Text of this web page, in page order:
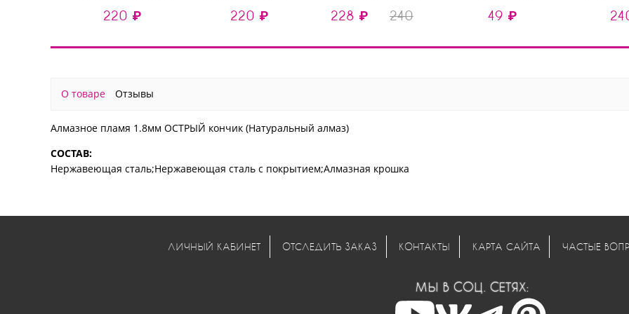
220 ₽ 220 ₽
мягкая)
228 ₽ 240
(мягкая, d2.1мм)
49 ₽
О товаре Отзывы
Алмазное пламя 1.8мм ОСТРЫЙ кончик (Натуральный алмаз)
СОСТАВ:
Нержавеющая сталь;Нержавеющая сталь с покрытием;Алмазная крошка
ЛИЧНЫЙ КАБИНЕТ ОТСЛЕДИТЬ ЗАКАЗ КОНТАКТЫ КАРТА САЙТА ЧАСТЫЕ
МЫ В СОЦ. СЕТЯХ: